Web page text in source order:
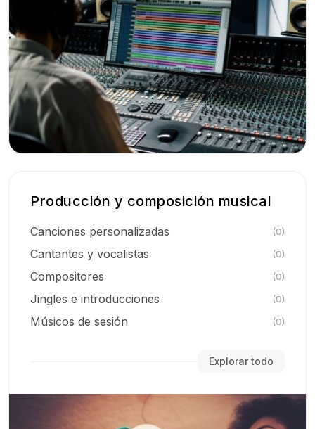
Producción y composición musical
Canciones personalizadas (0)
Cantantes y vocalistas (0)
Compositores (0)
Jingles e introducciones (0)
Músicos de sesión (0)
Explorar todo